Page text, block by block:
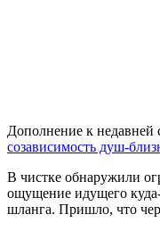
Дополнение к недавней
созависимость душ-
В чистке обнаружили
ощущение идущего
шланга. Пришло, что